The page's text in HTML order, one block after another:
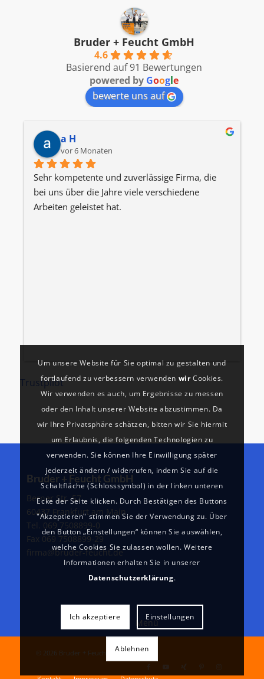
Bruder + Feucht GmbH
4.6
Basierend auf 91 Bewertungen
powered by Google
bewerte uns auf
a H
vor 6 Monaten
Sehr kompetente und zuverlässige Firma, die
bei uns über die Jahre viele verschiedene
Arbeiten geleistet hat.
Trustpilot
Bruder + Feucht GmbH
Berner Str. 57
60437 Frankfurt am Main
Tel. 069 7508899-0
Fax 069 7508899-29
firma@bruder-feucht.de
Menü
© 2026 Bruder + Feucht GmbH
Um unsere Website für Sie optimal zu gestalten und
fortlaufend zu verbessern verwenden wirCookies.
Wir verwenden es auch, um Ergebnisse zu messen
oder den Inhalt unserer Website abzustimmen. Da
wir Ihre Privatsphäre schätzen, bitten wir Sie hiermit
um Erlaubnis, die folgenden Technologien zu
verwenden. Sie können Ihre Einwilligung später
jederzeit ändern / widerrufen, indem Sie auf die
Schaltfläche (Schlosssymbol) in der linken unteren
Ecke der Seite klicken. Durch Bestätigen des Buttons
"Akzeptieren" stimmen Sie der Verwendung zu. Über
den Button „Einstellungen“ können Sie auswählen,
welche Cookies Sie zulassen wollen. Weitere
Informationen erhalten Sie in unserer
Datenschutzerklärung.
Ich akzeptiere Einstellungen
Ablehnen